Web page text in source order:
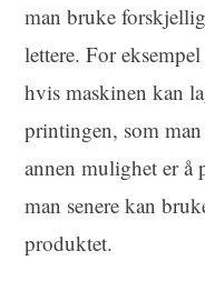
man bruke
lettere. For
hvis maskinen kan
printingen, som
annen mulighet er å
man senere kan
produktet.